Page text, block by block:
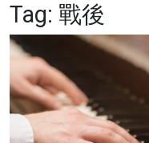
健康
商業
科技
影片
Tag: 戰後